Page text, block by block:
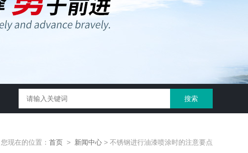
您现在的位置： 首页 > 新闻中心 > 不锈钢进行油漆喷涂时的注意要点